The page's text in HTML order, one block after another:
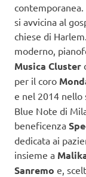
si avvicina al
chiese di
moderno,
Musica Cluster
per il coro
e nel 2014 nello
Blue Note di
beneficenza
dedicata ai
insieme a
Sanremo e,